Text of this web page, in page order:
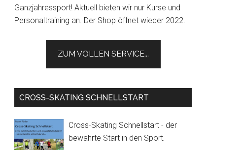
Ganzjahressport! Aktuell bieten wir nur Kurse und
Personaltraining an. Der Shop öffnet wieder 2022.
ZUM VOLLEN SERVICE...
CROSS-SKATING SCHNELLSTART
Cross-Skating Schnellstart - der
bewährte Start in den Sport.